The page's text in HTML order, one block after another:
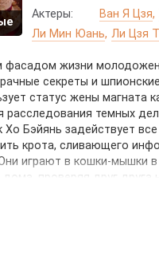
Актеры:
Ван Я Цзя
Ли Мин Юань Ли Цзя
фасадом жизни
секреты и
статус жены магната
расследования темных
Хо Бэйянь задействует
крота, сливающего
играют в кошки-мышки в
дома, проверяя друг друга
и жестом. Но чем ближе